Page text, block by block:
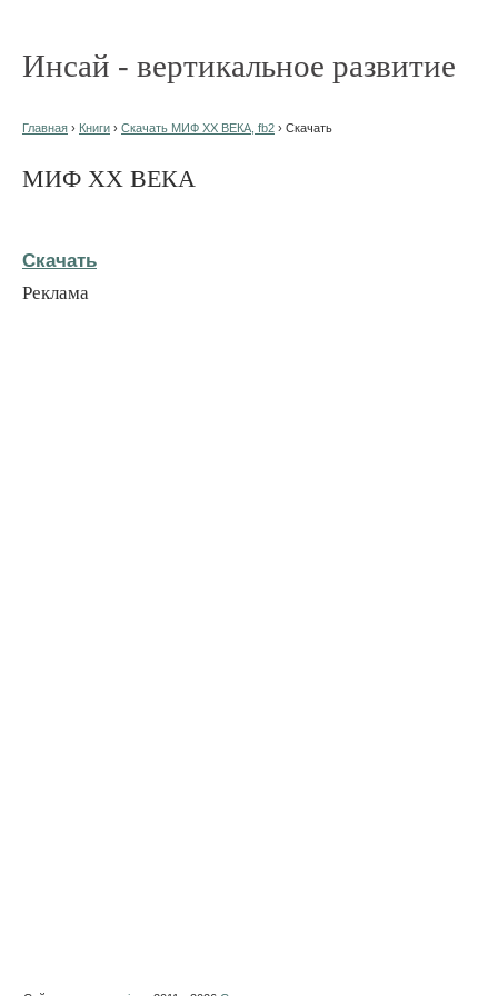
Инсай - вертикальное развитие
Главная › Книги › Скачать МИФ ХХ ВЕКА, fb2 › Скачать
МИФ ХХ ВЕКА
Скачать
Реклама